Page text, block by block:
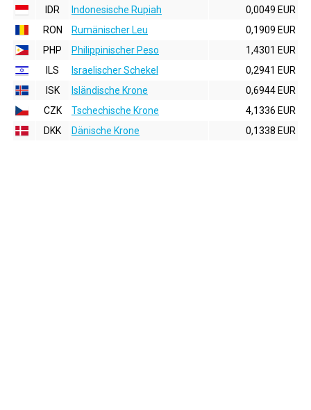
IDR
Indonesische Rupiah
0,0049 EUR
RON
Rumänischer Leu
0,1909 EUR
PHP
Philippinischer Peso
1,4301 EUR
ILS
Israelischer Schekel
0,2941 EUR
ISK
Isländische Krone
0,6944 EUR
CZK
Tschechische Krone
4,1336 EUR
DKK
Dänische Krone 0,1338 EUR